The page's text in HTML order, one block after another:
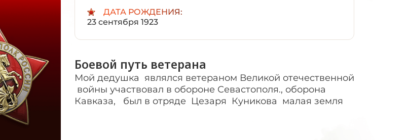
ДАТА РОЖДЕНИЯ:
23 сентября 1923
Боевой путь ветерана
Мой дедушка являлся ветераном Великой отечественной
войны участвовал в обороне Севастополя., оборона
Кавказа, был в отряде Цезаря Куникова малая земля